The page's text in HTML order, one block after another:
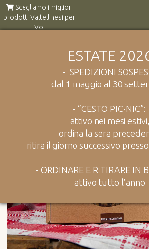
Scegliamo i migliori
prodotti Valtellinesi per
Voi
ESTATE
- SPEDIZIONI
dal 1 maggio al 30
- “CESTO PIC-NIC”:
attivo nei mesi estivi,
ordina la sera
ritira il giorno successivo
- ORDINARE E RITIRARE IN
attivo tutto l'anno